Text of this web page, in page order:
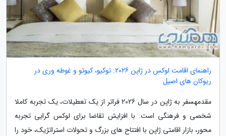
راهنمای اقامت لوکس در ژاپن 2026: توکیو، کیوتو و غوطه وری در
ریوکان های اصیل
مقدمهسفر به ژاپن در سال 2026 فراتر از یک تعطیلات، یک تجربه کاملا
شخصی و فرهنگی است. با افزایش تقاضا برای لوکس گرایی تجربه
محور، بازار اقامتی ژاپن با افتتاح های بزرگ و تحولات استراتژیک، خود را